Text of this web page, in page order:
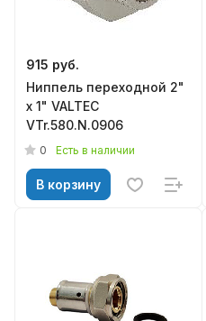
915 руб.
Ниппель переходной 2"
х 1" VALTEC
VTr.580.N.0906
0 Есть в наличии
В корзину